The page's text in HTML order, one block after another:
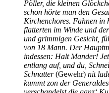
Pöller, die kleinen
schon hörte man den
Kirchenchores. Fahnen in
flatterten im Winde und
und grimmigen Gesicht,
von 18 Mann. Der
indessen: Halt Mander!
entlang auf, und du,
Schnatter(Gewehr) nit
kummt zon der